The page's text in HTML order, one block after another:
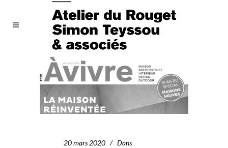
20 mars 2020
Dans